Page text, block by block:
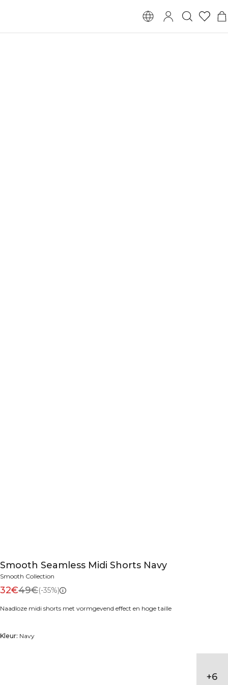
Smooth Seamless Midi Shorts Navy
Smooth Collection
32€49€(-35%)
Naadloze midi shorts met vormgevend effect en hoge taille
Kleur: Navy
+6